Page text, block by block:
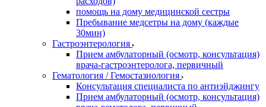
помощь на дому медицинской сестры
Пребывание медсетры на дому (каждые
30мин)
Гастроэнтерология
Прием амбулаторный (осмотр, консультация)
врача-гастроэнтеролога, первичный
Гематология / Гемостазиология
Консультация специалиста по антиэйджингу
Прием амбулаторный (осмотр, консультация)